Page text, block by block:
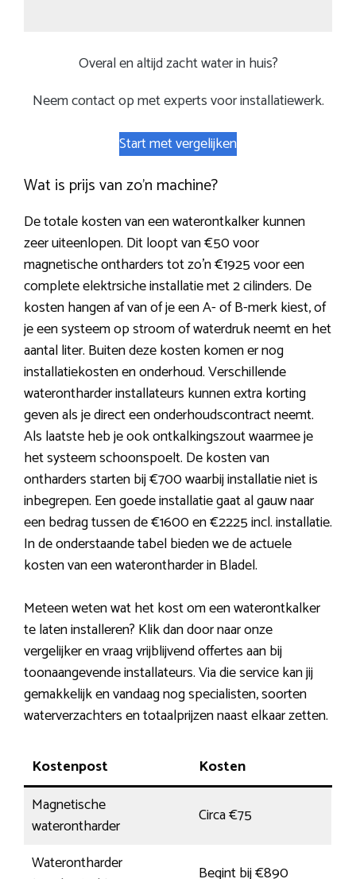
Overal en altijd zacht water in huis?
Neem contact op met experts voor installatiewerk.
Start met vergelijken
Wat is prijs van zo’n machine?
De totale kosten van een waterontkalker kunnen
zeer uiteenlopen. Dit loopt van €50 voor
magnetische ontharders tot zo’n €1925 voor een
complete elektrsiche installatie met 2 cilinders. De
kosten hangen af van of je een A- of B-merk kiest, of
je een systeem op stroom of waterdruk neemt en het
aantal liter. Buiten deze kosten komen er nog
installatiekosten en onderhoud. Verschillende
waterontharder installateurs kunnen extra korting
geven als je direct een onderhoudscontract neemt.
Als laatste heb je ook ontkalkingszout waarmee je
het systeem schoonspoelt. De kosten van
ontharders starten bij €700 waarbij installatie niet is
inbegrepen. Een goede installatie gaat al gauw naar
een bedrag tussen de €1600 en €2225 incl. installatie.
In de onderstaande tabel bieden we de actuele
kosten van een waterontharder in Bladel.
Meteen weten wat het kost om een waterontkalker
te laten installeren? Klik dan door naar onze
vergelijker en vraag vrijblijvend offertes aan bij
toonaangevende installateurs. Via die service kan jij
gemakkelijk en vandaag nog specialisten, soorten
waterverzachters en totaalprijzen naast elkaar zetten.
Kostenpost
Kosten
Magnetische
waterontharder
Circa €75
Waterontharder
Begint bij €890